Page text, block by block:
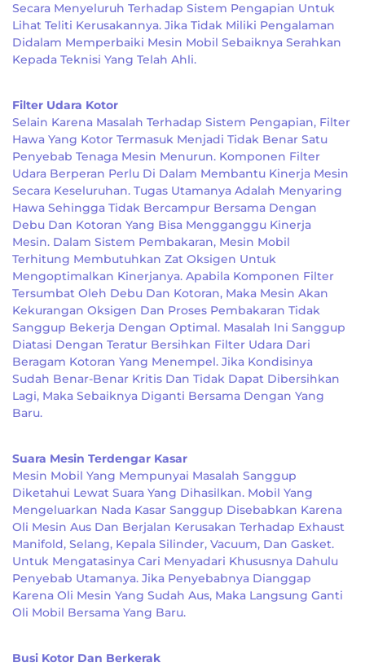
Secara Menyeluruh Terhadap Sistem Pengapian Untuk
Lihat Teliti Kerusakannya. Jika Tidak Miliki Pengalaman
Didalam Memperbaiki Mesin Mobil Sebaiknya Serahkan
Kepada Teknisi Yang Telah Ahli.
Filter Udara Kotor
Selain Karena Masalah Terhadap Sistem Pengapian, Filter
Hawa Yang Kotor Termasuk Menjadi Tidak Benar Satu
Penyebab Tenaga Mesin Menurun. Komponen Filter
Udara Berperan Perlu Di Dalam Membantu Kinerja Mesin
Secara Keseluruhan. Tugas Utamanya Adalah Menyaring
Hawa Sehingga Tidak Bercampur Bersama Dengan
Debu Dan Kotoran Yang Bisa Mengganggu Kinerja
Mesin. Dalam Sistem Pembakaran, Mesin Mobil
Terhitung Membutuhkan Zat Oksigen Untuk
Mengoptimalkan Kinerjanya. Apabila Komponen Filter
Tersumbat Oleh Debu Dan Kotoran, Maka Mesin Akan
Kekurangan Oksigen Dan Proses Pembakaran Tidak
Sanggup Bekerja Dengan Optimal. Masalah Ini Sanggup
Diatasi Dengan Teratur Bersihkan Filter Udara Dari
Beragam Kotoran Yang Menempel. Jika Kondisinya
Sudah Benar-Benar Kritis Dan Tidak Dapat Dibersihkan
Lagi, Maka Sebaiknya Diganti Bersama Dengan Yang
Baru.
Suara Mesin Terdengar Kasar
Mesin Mobil Yang Mempunyai Masalah Sanggup
Diketahui Lewat Suara Yang Dihasilkan. Mobil Yang
Mengeluarkan Nada Kasar Sanggup Disebabkan Karena
Oli Mesin Aus Dan Berjalan Kerusakan Terhadap Exhaust
Manifold, Selang, Kepala Silinder, Vacuum, Dan Gasket.
Untuk Mengatasinya Cari Menyadari Khususnya Dahulu
Penyebab Utamanya. Jika Penyebabnya Dianggap
Karena Oli Mesin Yang Sudah Aus, Maka Langsung Ganti
Oli Mobil Bersama Yang Baru.
Busi Kotor Dan Berkerak